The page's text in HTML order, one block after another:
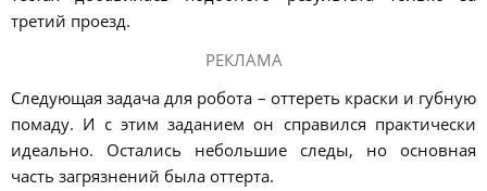
третий проезд.
РЕКЛАМА
Следующая задача для робота – оттереть краски и губную
помаду. И с этим заданием он справился практически
идеально. Остались небольшие следы, но основная
часть загрязнений была оттерта.